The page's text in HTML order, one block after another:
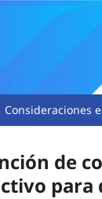
Consideraciones
de
para